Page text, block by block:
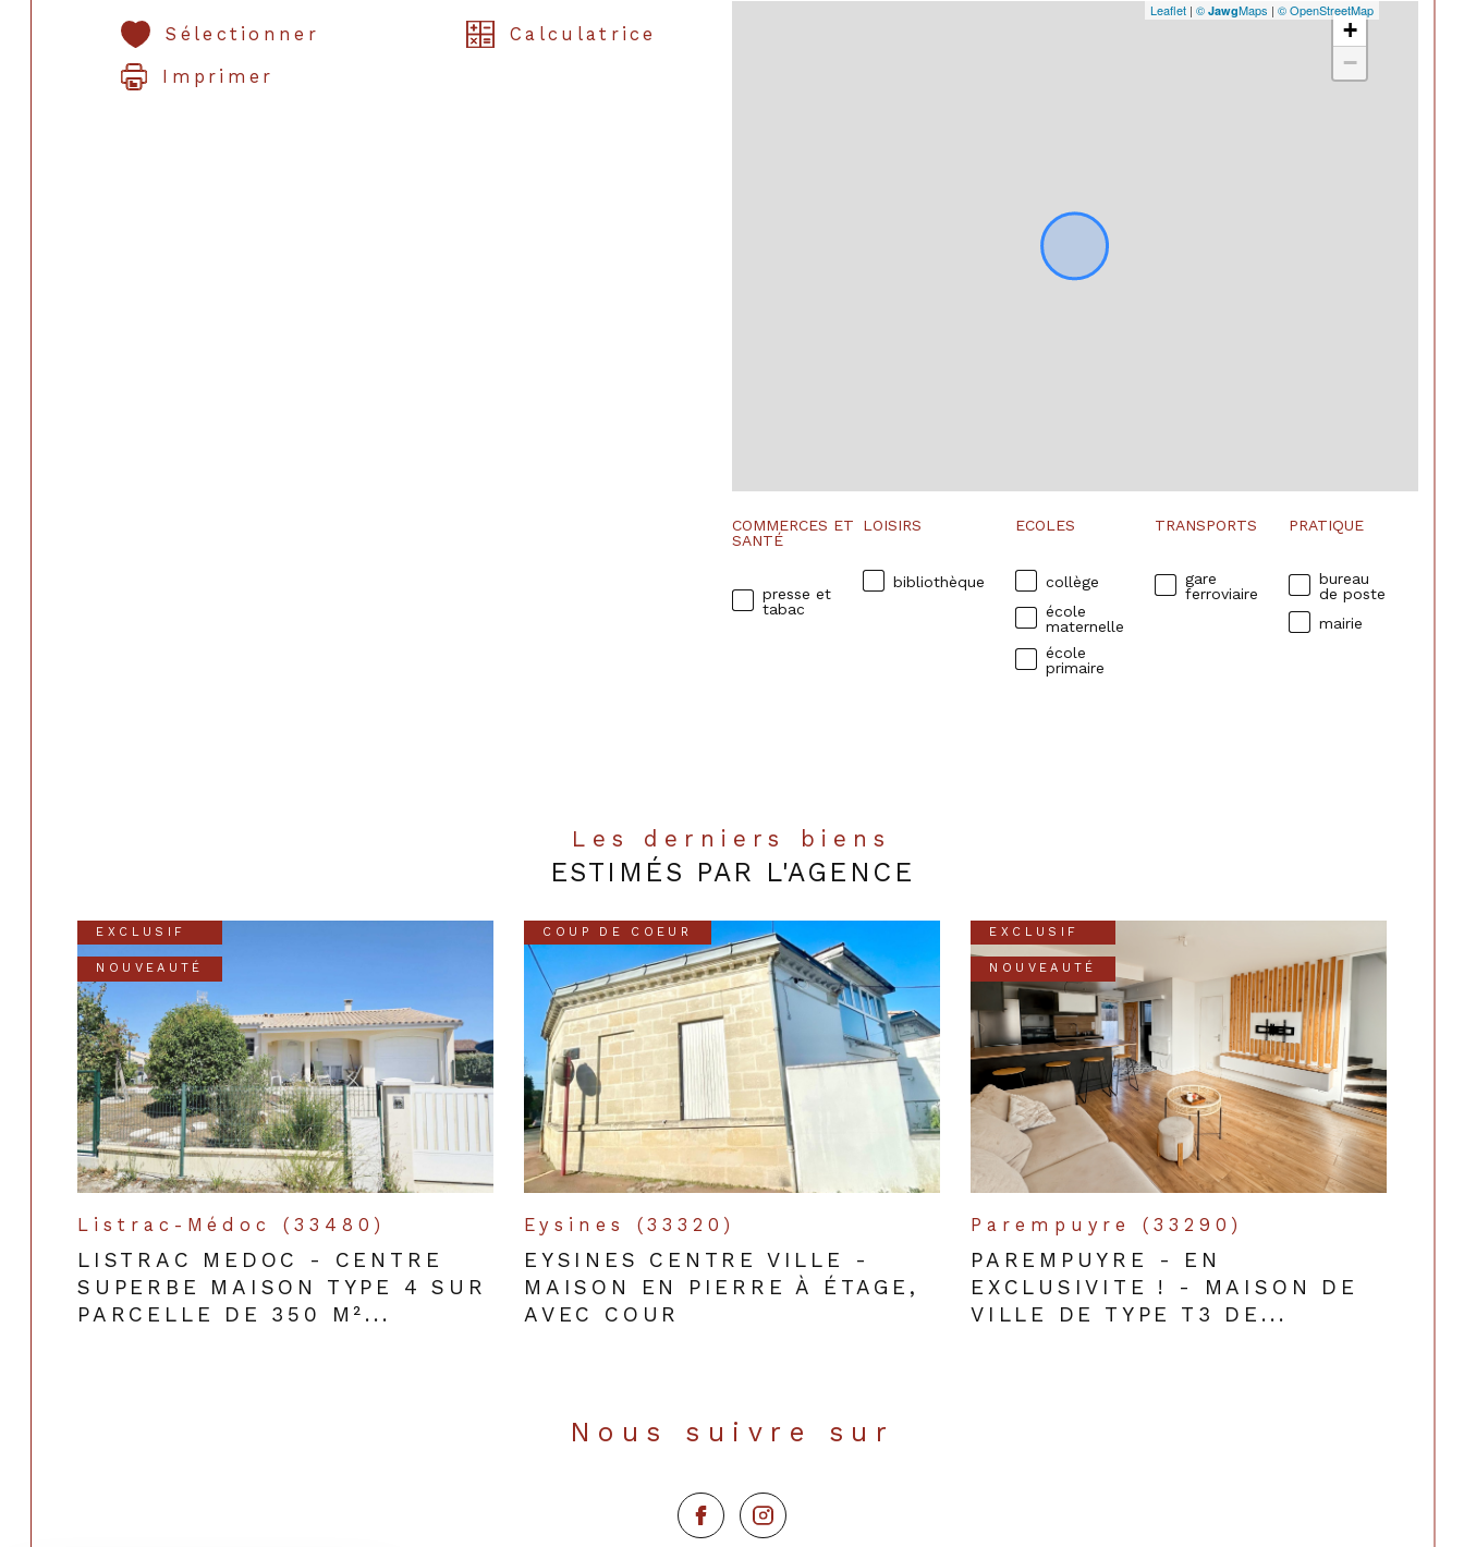
Sélectionner Calculatrice
Imprimer
+
−
Leaflet | © JawgMaps | © OpenStreetMap
COMMERCES ET
SANTÉ
presse et
tabac
LOISIRS
bibliothèque
ECOLES
collège
école
maternelle
école
primaire
TRANSPORTS
gare
ferroviaire
PRATIQUE
bureau
de poste
mairie
Les derniers biens
ESTIMÉS PAR L'AGENCE
EXCLUSIF
NOUVEAUTÉ
Listrac-Médoc (33480)
LISTRAC MEDOC - CENTRE
SUPERBE MAISON TYPE 4 SUR
PARCELLE DE 350 M²...
COUP DE COEUR
Eysines (33320)
EYSINES CENTRE VILLE -
MAISON EN PIERRE À ÉTAGE,
AVEC COUR
EXCLUSIF
NOUVEAUTÉ
Parempuyre (33290)
PAREMPUYRE - EN
EXCLUSIVITE ! - MAISON DE
VILLE DE TYPE T3 DE...
Nous suivre sur